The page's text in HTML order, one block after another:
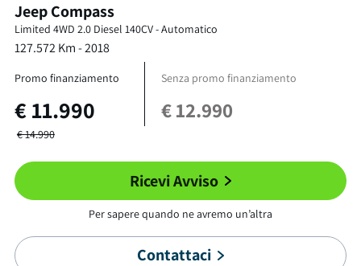
JeepCompass
Limited 4WD 2.0 Diesel 140CV-Automatico
127.572Km -2018
Promo finanziamento
€11.990
Senza promo finanziamento
€12.990
€14.990
Ricevi Avviso
Per sapere quando ne avremo un’altra
Contattaci